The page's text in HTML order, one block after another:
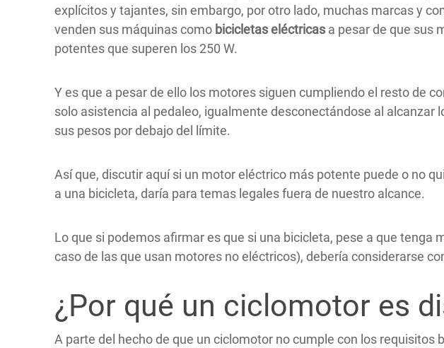
explícitos y tajantes, sin embargo, por otro lado, muchas marcas y
venden sus máquinas como bicicletas eléctricas a pesar de que sus
potentes que superen los 250 W.
Y es que a pesar de ello los motores siguen cumpliendo el resto de
solo asistencia al pedaleo, igualmente desconectándose al alcanzar
sus pesos por debajo del límite.
Así que, discutir aquí si un motor eléctrico más potente puede o no
a una bicicleta, daría para temas legales fuera de nuestro alcance.
Lo que si podemos afirmar es que si una bicicleta, pese a que
caso de las que usan motores no eléctricos), debería considerarse
¿Por qué un ciclomotor es
A parte del hecho de que un ciclomotor no cumple con los